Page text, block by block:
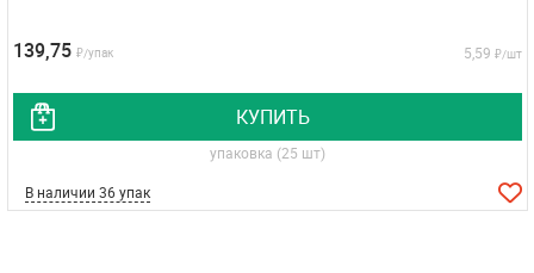
139,75 ₽/упак 5,59 ₽/шт
КУПИТЬ
упаковка (25 шт)
В наличии 36 упак